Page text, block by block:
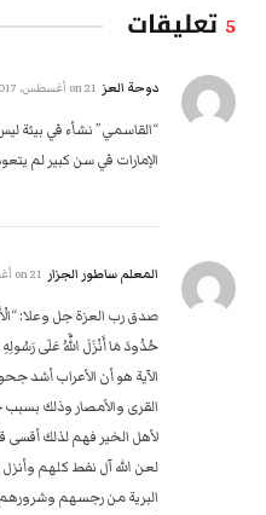
5 تعليقات
دوحة العز 21 أغسطس، 2017 2:57 م
“القاسمي” نشأء في بيئة
الإمارات في سن كبير لم
المعلم ساطور الجزار 21 أغسطس، 2017 10:41 م
صدق رب العزة جل وعلا:
الآية هو أن الأعراب أشد
القرى والأمصار وذلك
لأهل الخير فهم لذلك أقسى
لعن الله آل نفط كلهم
البرية من رجسهم